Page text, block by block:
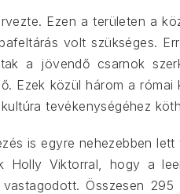
Ezen a területen a
volt szükséges.
a jövendő csarnok
Ezek közül három a
tevékenységéhez
is egyre nehezebben
Viktorral, hogy a
Összesen 295